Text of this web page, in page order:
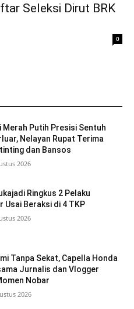
Seleksi Dirut BRK
0
Merah Putih Presisi Sentuh
Nelayan Rupat Terima
dan Bansos
2026
Ringkus 2 Pelaku
Usai Beraksi di 4 TKP
2026
Tanpa Sekat, Capella Honda
Jurnalis dan Vlogger
Nobar
2026